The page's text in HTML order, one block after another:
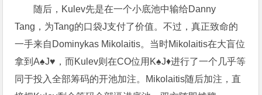
随后，Kulev先是在一个小底池中输给Danny
Tang，为Tang的口袋J支付了价值。不过，真正致命的
一手来自Dominykas Mikolaitis。当时Mikolaitis在大盲位
拿到A♠J♥，而Kulev则在CO位用K♠J♦进行了一个几乎等
同于投入全部筹码的开池加注。Mikolaitis随后加注，直